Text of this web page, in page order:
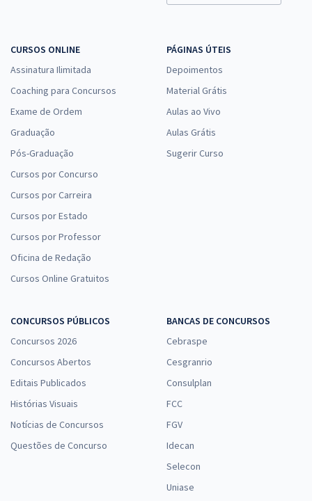
CURSOS ONLINE
Assinatura Ilimitada
Coaching para Concursos
Exame de Ordem
Graduação
Pós-Graduação
Cursos por Concurso
Cursos por Carreira
Cursos por Estado
Cursos por Professor
Oficina de Redação
Cursos Online Gratuitos
PÁGINAS ÚTEIS
Depoimentos
Material Grátis
Aulas ao Vivo
Aulas Grátis
Sugerir Curso
CONCURSOS PÚBLICOS
Concursos 2026
Concursos Abertos
Editais Publicados
Histórias Visuais
Notícias de Concursos
Questões de Concurso
BANCAS DE CONCURSOS
Cebraspe
Cesgranrio
Consulplan
FCC
FGV
Idecan
Selecon
Uniase